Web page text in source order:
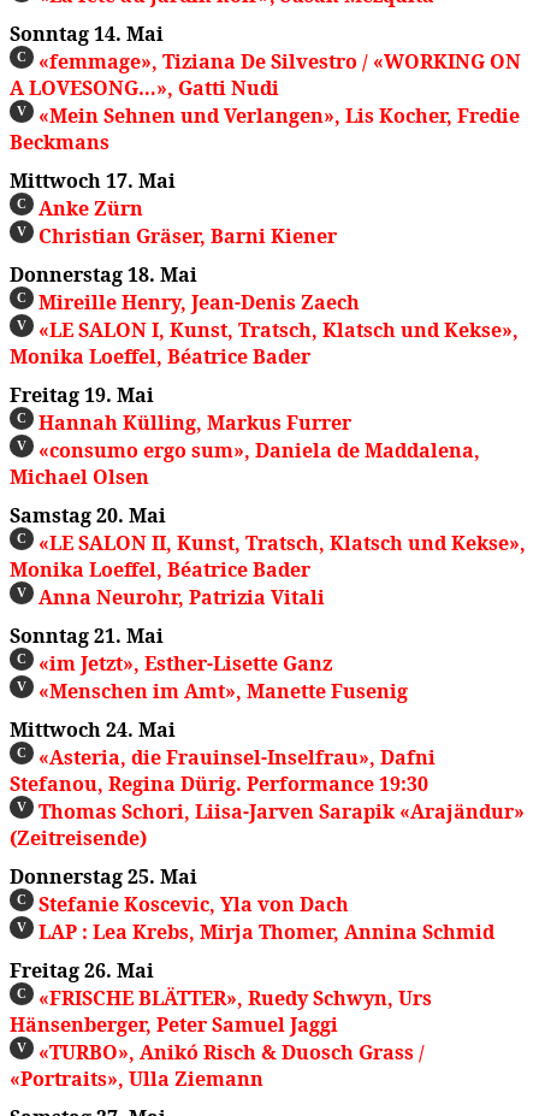
Sonntag 14. Mai
C
«femmage», Tiziana De Silvestro / «WORKING ON
A LOVESONG…», Gatti Nudi
V
«Mein Sehnen und Verlangen», Lis Kocher, Fredie
Beckmans
Mittwoch 17. Mai
C Anke Zürn
V
Christian Gräser, Barni Kiener
Donnerstag 18. Mai
C Mireille Henry, Jean-Denis Zaech
V
«LE SALON I, Kunst, Tratsch, Klatsch und Kekse»,
Monika Loeffel, Béatrice Bader
Freitag 19. Mai
C Hannah Külling, Markus Furrer
V
«consumo ergo sum», Daniela de Maddalena,
Michael Olsen
Samstag 20. Mai
C
«LE SALON II, Kunst, Tratsch, Klatsch und Kekse»,
Monika Loeffel, Béatrice Bader
V
Anna Neurohr, Patrizia Vitali
Sonntag 21. Mai
C «im Jetzt», Esther-Lisette Ganz
V
«Menschen im Amt», Manette Fusenig
Mittwoch 24. Mai
C
«Asteria, die Frauinsel-Inselfrau», Dafni
Stefanou, Regina Dürig. Performance 19:30
V
Thomas Schori, Liisa-Jarven Sarapik «Arajändur»
(Zeitreisende)
Donnerstag 25. Mai
C Stefanie Koscevic, Yla von Dach
V
LAP : Lea Krebs, Mirja Thomer, Annina Schmid
Freitag 26. Mai
C
«FRISCHE BLÄTTER», Ruedy Schwyn, Urs
Hänsenberger, Peter Samuel Jaggi
V
«TURBO», Anikó Risch & Duosch Grass /
«Portraits», Ulla Ziemann